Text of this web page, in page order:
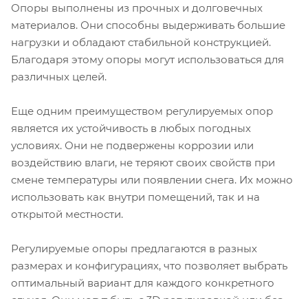
Опоры выполнены из прочных и долговечных
материалов. Они способны выдерживать большие
нагрузки и обладают стабильной конструкцией.
Благодаря этому опоры могут использоваться для
различных целей.
Еще одним преимуществом регулируемых опор
является их устойчивость в любых погодных
условиях. Они не подвержены коррозии или
воздействию влаги, не теряют своих свойств при
смене температуры или появлении снега. Их можно
использовать как внутри помещений, так и на
открытой местности.
Регулируемые опоры предлагаются в разных
размерах и конфигурациях, что позволяет выбрать
оптимальный вариант для каждого конкретного